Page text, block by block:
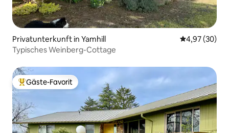
Privatunterkunft in Yamhill
4,97 (30)
Typisches Weinberg-Cottage
Beliebter Gäste-Favorit.
Gäste-Favorit